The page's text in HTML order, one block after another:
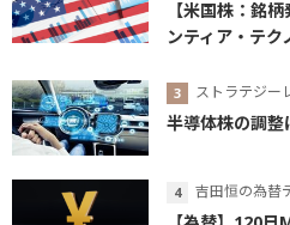
【米国株：銘
ンティア・テク
ストラテジー
半導体株の調
吉田恒の為替